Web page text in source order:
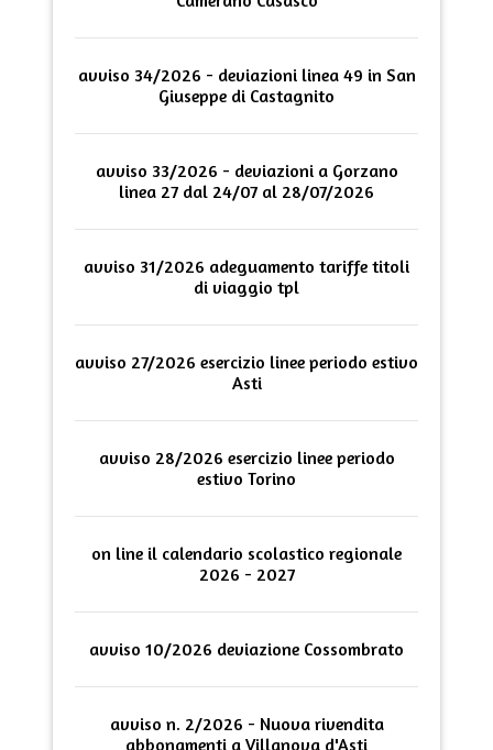
avviso 34/2026 - deviazioni linea 49 in San
Giuseppe di Castagnito
avviso 33/2026 - deviazioni a Gorzano
linea 27 dal 24/07 al 28/07/2026
avviso 31/2026 adeguamento tariffe titoli
di viaggio tpl
avviso 27/2026 esercizio linee periodo estivo
Asti
avviso 28/2026 esercizio linee periodo
estivo Torino
on line il calendario scolastico regionale
2026 - 2027
avviso 10/2026 deviazione Cossombrato
avviso n. 2/2026 - Nuova rivendita
abbonamenti a Villanova d'Asti